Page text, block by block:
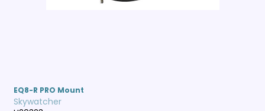
EQ8-R PRO Mount
Skywatcher